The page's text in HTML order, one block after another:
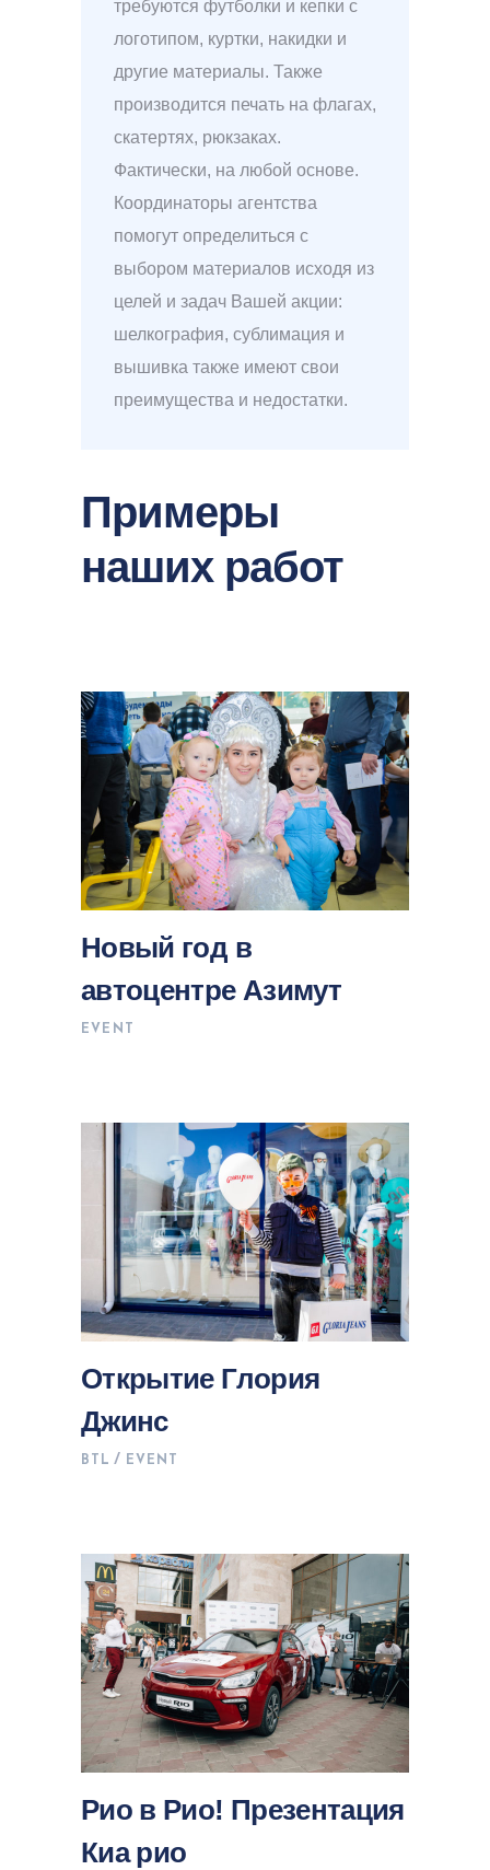
требуются футболки и кепки с
логотипом, куртки, накидки и
другие материалы. Также
производится печать на флагах,
скатертях, рюкзаках.
Фактически, на любой основе.
Координаторы агентства
помогут определиться с
выбором материалов исходя из
целей и задач Вашей акции:
шелкография, сублимация и
вышивка также имеют свои
преимущества и недостатки.
Примеры
наших работ
Новый год в
автоцентре Азимут
EVENT
Открытие Глория
Джинс
BTL EVENT
Рио в Рио! Презентация
Киа рио